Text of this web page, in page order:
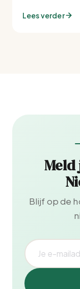
Lees verder
Meld
Blijf op de